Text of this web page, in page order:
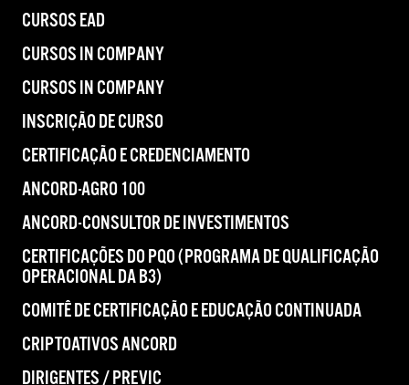
CURSOS EAD
CURSOS IN COMPANY
CURSOS IN COMPANY
INSCRIÇÃO DE CURSO
CERTIFICAÇÃO E CREDENCIAMENTO
ANCORD-AGRO 100
ANCORD-CONSULTOR DE INVESTIMENTOS
CERTIFICAÇÕES DO PQO (PROGRAMA DE QUALIFICAÇÃO
OPERACIONAL DA B3)
COMITÊ DE CERTIFICAÇÃO E EDUCAÇÃO CONTINUADA
CRIPTOATIVOS ANCORD
DIRIGENTES / PREVIC